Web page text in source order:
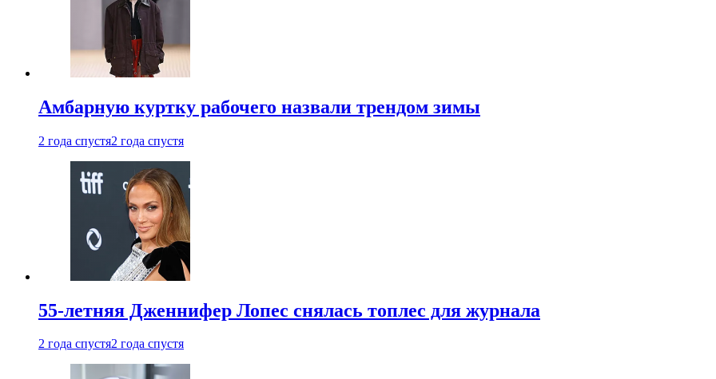
Амбарную куртку рабочего назвали трендом зимы
2 года спустя2 года спустя
55-летняя Дженнифер Лопес снялась топлес для журнала
2 года спустя2 года спустя